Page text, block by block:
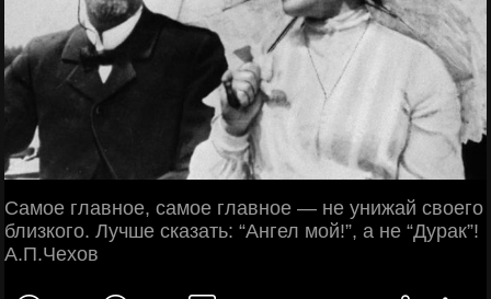
Самое главное, самое главное — не унижай своего
близкого. Лучше сказать: “Ангел мой!”, а не “Дурак”!
А.П.Чехов